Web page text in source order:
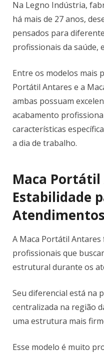
Na Legno Indústria,
há mais de 27 anos,
pensados para
profissionais da saúde,
Entre os modelos mais
Portátil Antares e a
ambas possuam
acabamento
características
a dia de trabalho.
Maca Portátil
Estabilidade
A Maca Portátil
profissionais que
estrutural durante os
Seu diferencial está na
centralizada na região
uma estrutura mais
Esse modelo é muito